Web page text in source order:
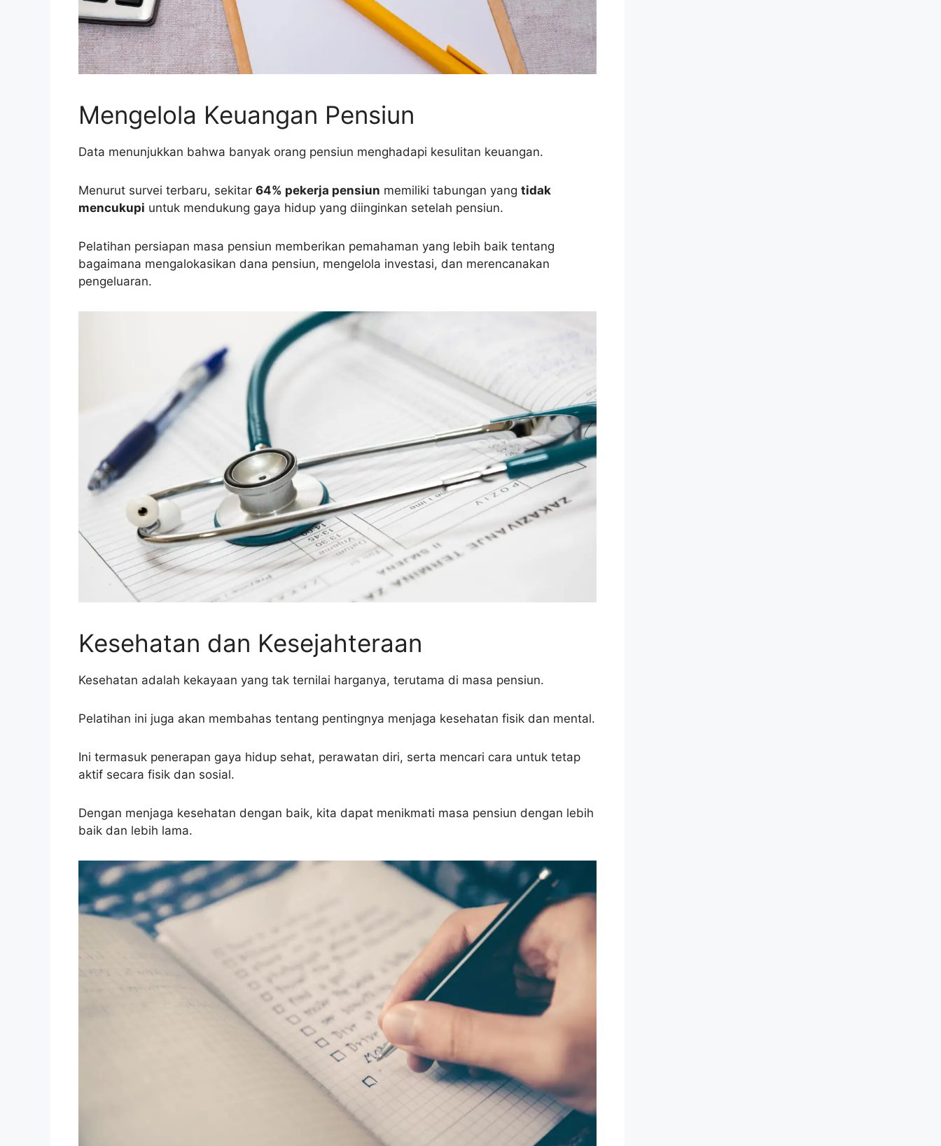
Mengelola Keuangan Pensiun
Data menunjukkan bahwa banyak orang pensiun menghadapi kesulitan keuangan.
Menurut survei terbaru, sekitar 64% pekerja pensiun memiliki tabungan yang tidak
mencukupi untuk mendukung gaya hidup yang diinginkan setelah pensiun.
Pelatihan persiapan masa pensiun memberikan pemahaman yang lebih baik tentang
bagaimana mengalokasikan dana pensiun, mengelola investasi, dan merencanakan
pengeluaran.
Kesehatan dan Kesejahteraan
Kesehatan adalah kekayaan yang tak ternilai harganya, terutama di masa pensiun.
Pelatihan ini juga akan membahas tentang pentingnya menjaga kesehatan fisik dan mental.
Ini termasuk penerapan gaya hidup sehat, perawatan diri, serta mencari cara untuk tetap
aktif secara fisik dan sosial.
Dengan menjaga kesehatan dengan baik, kita dapat menikmati masa pensiun dengan lebih
baik dan lebih lama.